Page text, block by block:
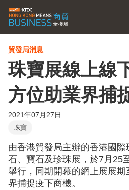
貿發局消息
珠寶展線上線
方位助業界捕
2021年07月27日
珠寶
由香港貿發局主辦的香港國
石、寶石及珍珠展，於7月25
舉行，同期開幕的網上展展
界捕捉疫下商機。